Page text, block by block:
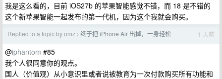
我是这么看的，目前 iOS27b 的苹果智能感觉不错，而 18 是不错的
这个新苹果智能一起发布的第一代机，因为这个我就会购买。
Replied to a topic by omz › 终于把 iPhone Air 出掉，一身轻松 1 天前
@iphantom #85
我个人很同意你的观点。
国人（价值观）从小意识里或者说被教育为一次付款购买所有功能和